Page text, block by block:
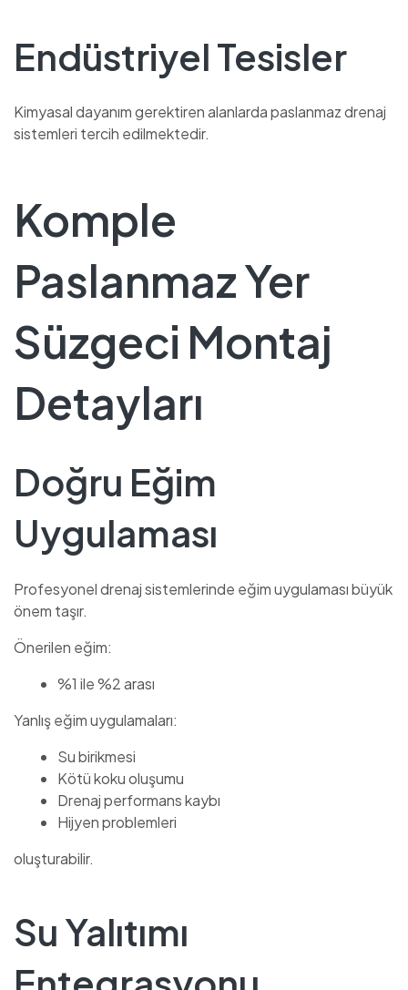
Endüstriyel Tesisler
Kimyasal dayanım gerektiren alanlarda paslanmaz drenaj
sistemleri tercih edilmektedir.
Komple
Paslanmaz Yer
Süzgeci Montaj
Detayları
Doğru Eğim
Uygulaması
Profesyonel drenaj sistemlerinde eğim uygulaması büyük
önem taşır.
Önerilen eğim:
%1 ile %2 arası
Yanlış eğim uygulamaları:
Su birikmesi
Kötü koku oluşumu
Drenaj performans kaybı
Hijyen problemleri
oluşturabilir.
Su Yalıtımı